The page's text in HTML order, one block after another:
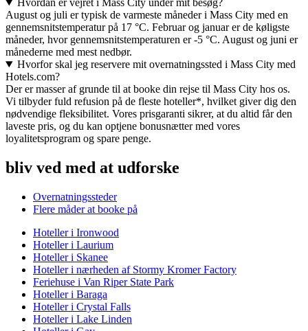
Hvordan er vejret i Mass City under mit besøg?
August og juli er typisk de varmeste måneder i Mass City med en
gennemsnitstemperatur på 17 °C. Februar og januar er de køligste
måneder, hvor gennemsnitstemperaturen er -5 °C. August og juni er
månederne med mest nedbør.
Hvorfor skal jeg reservere mit overnatningssted i Mass City med
Hotels.com?
Der er masser af grunde til at booke din rejse til Mass City hos os.
Vi tilbyder fuld refusion på de fleste hoteller*, hvilket giver dig den
nødvendige fleksibilitet. Vores prisgaranti sikrer, at du altid får den
laveste pris, og du kan optjene bonusnætter med vores
loyalitetsprogram og spare penge.
bliv ved med at udforske
Overnatningssteder
Flere måder at booke på
Hoteller i Ironwood
Hoteller i Laurium
Hoteller i Skanee
Hoteller i nærheden af Stormy Kromer Factory
Feriehuse i Van Riper State Park
Hoteller i Baraga
Hoteller i Crystal Falls
Hoteller i Lake Linden